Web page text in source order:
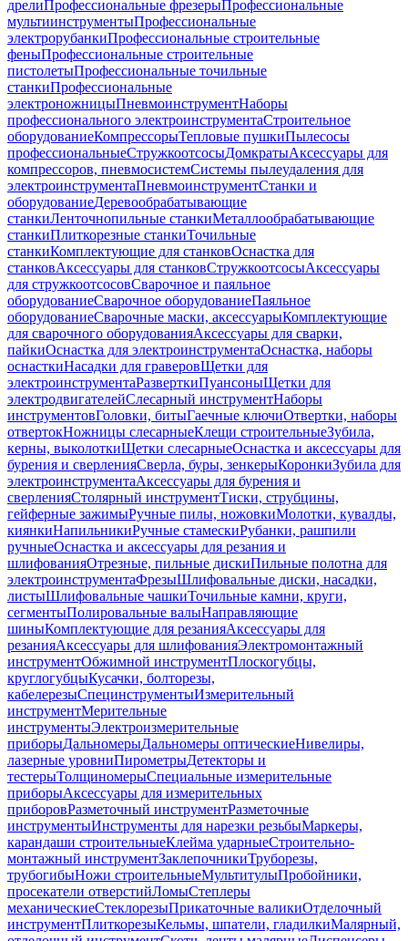
дрелиПрофессиональные фрезерыПрофессиональные
мультиинструментыПрофессиональные
электрорубанкиПрофессиональные строительные
феныПрофессиональные строительные
пистолетыПрофессиональные точильные
станкиПрофессиональные
электроножницыПневмоинструментНаборы
профессионального электроинструментаСтроительное
оборудованиеКомпрессорыТепловые пушкиПылесосы
профессиональныеСтружкоотсосыДомкратыАксессуары для
компрессоров, пневмосистемСистемы пылеудаления для
электроинструментаПневмоинструментСтанки и
оборудованиеДеревообрабатывающие
станкиЛенточнопильные станкиМеталлообрабатывающие
станкиПлиткорезные станкиТочильные
станкиКомплектующие для станковОснастка для
станковАксессуары для станковСтружкоотсосыАксессуары
для стружкоотсосовСварочное и паяльное
оборудованиеСварочное оборудованиеПаяльное
оборудованиеСварочные маски, аксессуарыКомплектующие
для сварочного оборудованияАксессуары для сварки,
пайкиОснастка для электроинструментаОснастка, наборы
оснасткиНасадки для граверовЩетки для
электроинструментаРазверткиПуансоныЩетки для
электродвигателейСлесарный инструментНаборы
инструментовГоловки, битыГаечные ключиОтвертки, наборы
отвертокНожницы слесарныеКлещи строительныеЗубила,
керны, выколоткиЩетки слесарныеОснастка и аксессуары для
бурения и сверленияСверла, буры, зенкерыКоронкиЗубила для
электроинструментаАксессуары для бурения и
сверленияСтолярный инструментТиски, струбцины,
гейферные зажимыРучные пилы, ножовкиМолотки, кувалды,
киянкиНапильникиРучные стамескиРубанки, рашпили
ручныеОснастка и аксессуары для резания и
шлифованияОтрезные, пильные дискиПильные полотна для
электроинструментаФрезыШлифовальные диски, насадки,
листыШлифовальные чашкиТочильные камни, круги,
сегментыПолировальные валыНаправляющие
шиныКомплектующие для резанияАксессуары для
резанияАксессуары для шлифованияЭлектромонтажный
инструментОбжимной инструментПлоскогубцы,
круглогубцыКусачки, болторезы,
кабелерезыСпецинструментыИзмерительный
инструментМерительные
инструментыЭлектроизмерительные
приборыДальномерыДальномеры оптическиеНивелиры,
лазерные уровниПирометрыДетекторы и
тестерыТолщиномерыСпециальные измерительные
приборыАксессуары для измерительных
приборовРазметочный инструментРазметочные
инструментыИнструменты для нарезки резьбыМаркеры,
карандаши строительныеКлейма ударныеСтроительно-
монтажный инструментЗаклепочникиТруборезы,
трубогибыНожи строительныеМультитулыПробойники,
просекатели отверстийЛомыСтеплеры
механическиеСтеклорезыПрикаточные валикиОтделочный
инструментПлиткорезыКельмы, шпатели, гладилкиМалярный,